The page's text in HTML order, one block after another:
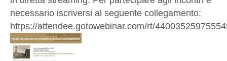
necessario iscriversi al seguente collegamento:
https://attendee.gotowebinar.com/rt/